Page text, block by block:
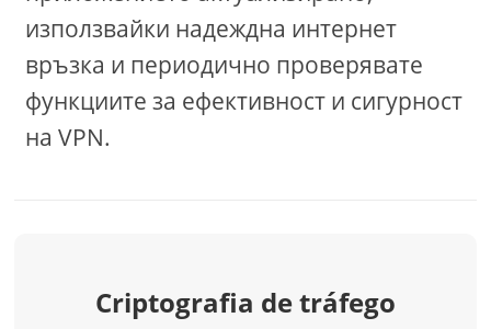
използвайки надеждна интернет
връзка и периодично проверявате
функциите за ефективност и сигурност
на VPN.
Criptografia de tráfego